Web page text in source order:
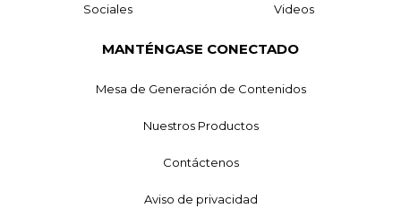
Sociales Videos
MANTÉNGASE CONECTADO
Mesa de Generación de Contenidos
Nuestros Productos
Contáctenos
Aviso de privacidad